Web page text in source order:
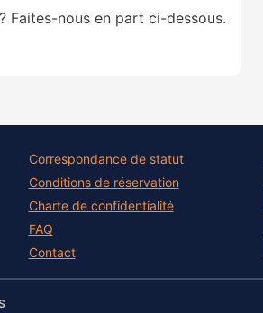
Faites-nous en part ci-dessous.
Correspondance de statut
Conditions de réservation
Charte de confidentialité
FAQ
Contact